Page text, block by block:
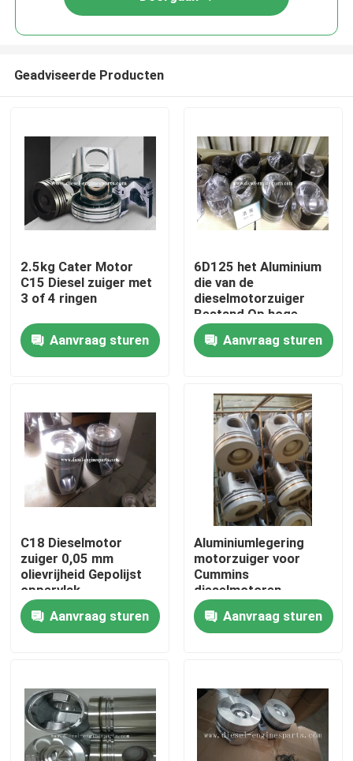
Thuis
Producten
VR-show
Over ons
Fabrieksreis
Kwaliteitscontrole
Vraag een offerte aan
Dieselmotordelen
Geadviseerde Producten
2.5kg Cater Motor
C15 Diesel zuiger met
3 of 4 ringen
Aanvraag sturen
6D125 het Aluminium
die van de
dieselmotorzuiger
Bestand Op hoge
temperatuur
Phosphating
Aanvraag sturen
C18 Dieselmotor
zuiger 0,05 mm
olievrijheid Gepolijst
oppervlak
Aanvraag sturen
Aluminiumlegering
motorzuiger voor
Cummins
dieselmotoren
Aanvraag sturen